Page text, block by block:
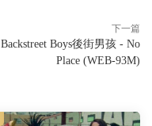
下一篇
Backstreet Boys後街男孩 - No
Place (WEB-93M)